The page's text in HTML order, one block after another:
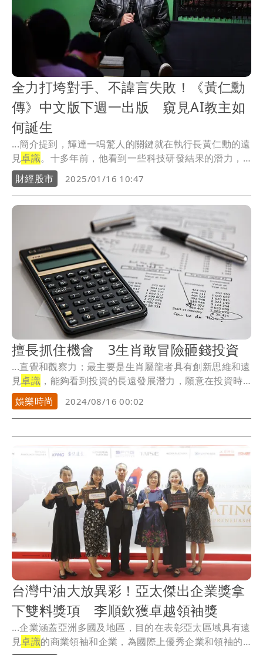
全力打垮對手、不諱言失敗！《黃仁勳
傳》中文版下週一出版 窺見AI教主如
何誕生
...簡介提到，輝達一鳴驚人的關鍵就在執行長黃仁勳的遠
見卓識。十多年前，他看到一些科技研發結果的潛力，
放膽...
財經股市 2025/01/16 10:47
擅長抓住機會 3生肖敢冒險砸錢投資
...直覺和觀察力；最主要是生肖屬龍者具有創新思維和遠
見卓識 ，能夠看到投資的長遠發展潛力，願意在投資時
保持...
娛樂時尚 2024/08/16 00:02
台灣中油大放異彩！亞太傑出企業獎拿
下雙料獎項 李順欽獲卓越領袖獎
...企業涵蓋亞洲多國及地區，目的在表彰亞太區域具有遠
見卓識的商業領袖和企業，為國際上優秀企業和領袖的